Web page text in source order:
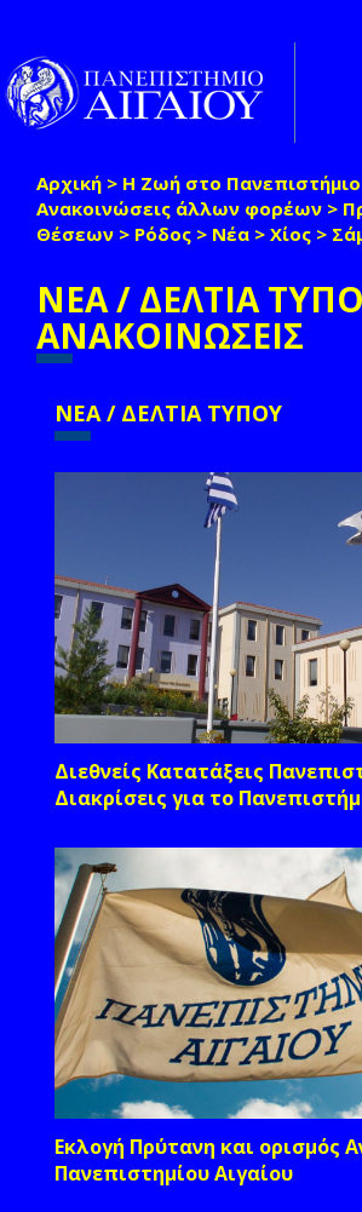
Παράκαμψη προς το κυρίως
Είστε εδώ
Αρχική > Η Ζωή στο Πανεπιστήμιο
Ανακοινώσεις άλλων φορέων >
Θέσεων > Ρόδος > Νέα > Χίος >
ΝΕΑ / ΔΕΛΤΙΑ
ΑΝΑΚΟΙΝΩΣΕΙΣ
ΝΕΑ / ΔΕΛΤΙΑ ΤΥΠΟΥ
Διεθνείς Κατατάξεις
Διακρίσεις για το
Εκλογή Πρύτανη και ορισμός
Πανεπιστημίου Αιγαίου